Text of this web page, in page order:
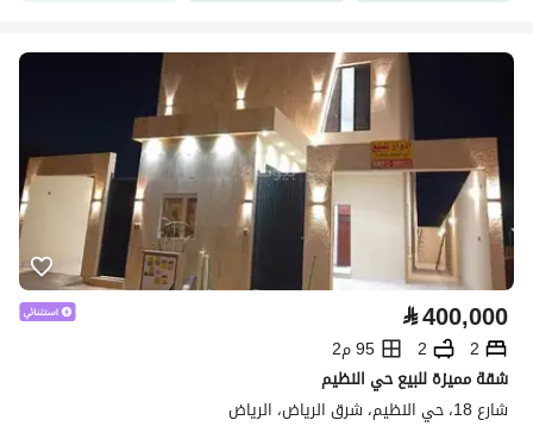
⃁400,000
2
2
95 م2
شقة مميزة للبيع حي النظيم
شارع 18، حي النظيم، شرق الرياض، الرياض